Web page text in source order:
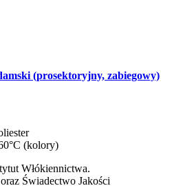
(prosektoryjny, zabiegowy)
(kolory)
Włókiennictwa.
Świadectwo Jakości